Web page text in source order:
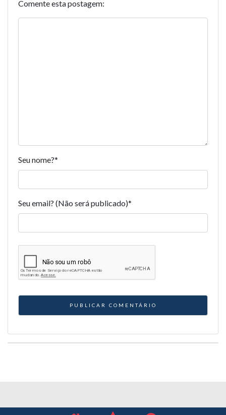
Comente esta postagem:
Seu nome?*
Seu email? (Não será publicado)*